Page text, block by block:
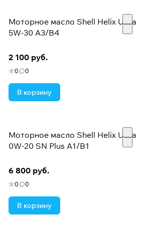
Моторное масло Shell Helix Ultra
5W-30 A3/B4
2 100 руб.
0 0
В корзину
Моторное масло Shell Helix Ultra
0W-20 SN Plus A1/B1
6 800 руб.
0 0
В корзину